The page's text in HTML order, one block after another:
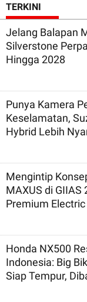
TERKINI
Jelang Balapan
Silverstone
Hingga 2028
Punya Kamera
Keselamatan,
Hybrid Lebih
Mengintip
MAXUS di
Premium
Honda NX500
Indonesia: Big
Siap Tempur,